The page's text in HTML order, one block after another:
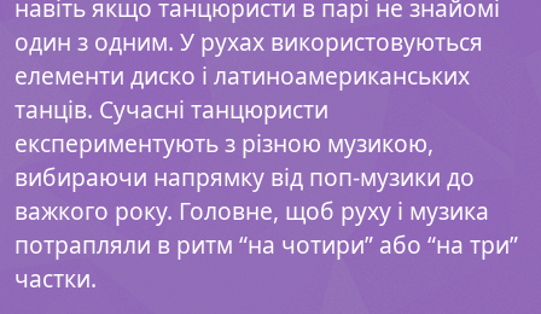
навіть якщо танцюристи в парі не знайомі
один з одним. У рухах використовуються
елементи диско і латиноамериканських
танців. Сучасні танцюристи
експериментують з різною музикою,
вибираючи напрямку від поп-музики до
важкого року. Головне, щоб руху і музика
потрапляли в ритм “на чотири” або “на три”
частки.